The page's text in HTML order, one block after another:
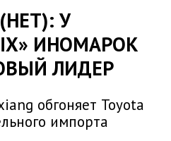
У
ИНОМАРОК
ЛИДЕР
обгоняет Toyota
импорта